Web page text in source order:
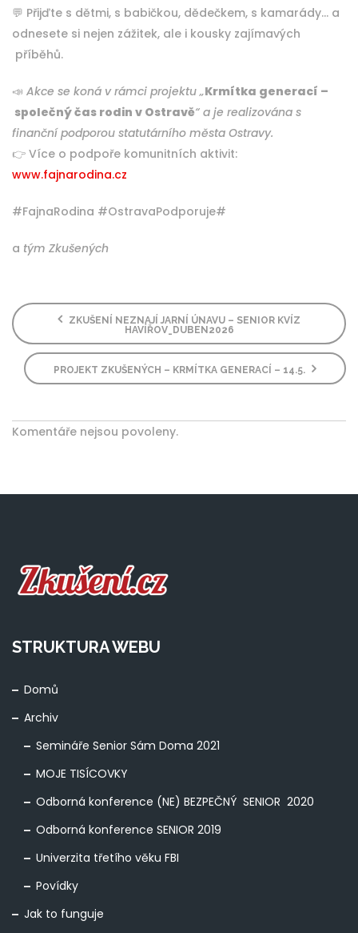
💬 Přijďte s dětmi, s babičkou, dědečkem, s kamarády… a
odnesete si nejen zážitek, ale i kousky zajímavých
příběhů.
📣 Akce se koná v rámci projektu „Krmítka generací –
společný čas rodin v Ostravě“ a je realizována s
finanční podporou statutárního města Ostravy.
👉 Více o podpoře komunitních aktivit:
www.fajnarodina.cz
#FajnaRodina #OstravaPodporuje#
a tým Zkušených
ZKUŠENÍ NEZNAJÍ JARNÍ ÚNAVU – SENIOR KVÍZ
HAVÍŘOV_DUBEN2026
PROJEKT ZKUŠENÝCH – KRMÍTKA GENERACÍ – 14.5.
Komentáře nejsou povoleny.
STRUKTURA WEBU
Domů
Archiv
Semináře Senior Sám Doma 2021
MOJE TISÍCOVKY
Odborná konference (NE) BEZPEČNÝ SENIOR 2020
Odborná konference SENIOR 2019
Univerzita třetího věku FBI
Povídky
Jak to funguje